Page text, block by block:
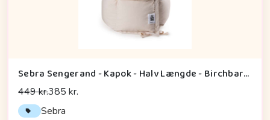
Sebra Sengerand - Kapok - Halv Længde - Birchbark Rose
449 kr.385 kr.
Sebra